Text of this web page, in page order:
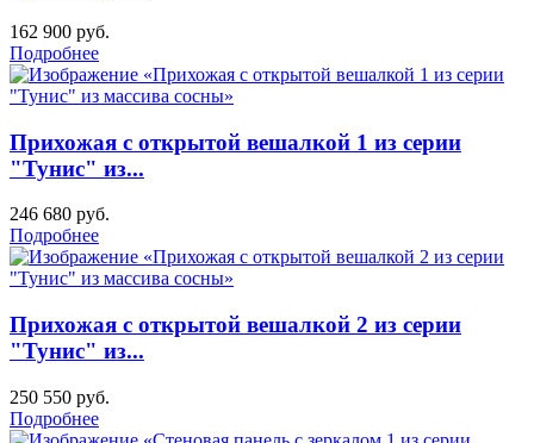
162 900 руб.
Подробнее
Прихожая с открытой вешалкой 1 из серии
"Тунис" из...
246 680 руб.
Подробнее
Прихожая с открытой вешалкой 2 из серии
"Тунис" из...
250 550 руб.
Подробнее